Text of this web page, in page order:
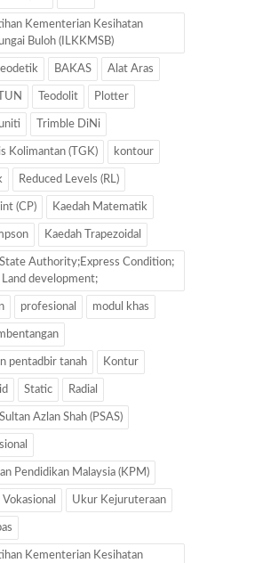
Kementerian Kesihatan
Buloh (ILKKMSB)
BAKAS Alat Aras
Teodolit Plotter
Trimble DiNi
Kolimantan (TGK) kontour
Reduced Levels (RL)
(CP) Kaedah Matematik
Kaedah Trapezoidal
Authority;Express Condition;
development;
profesional modul khas
pentadbir tanah Kontur
Static Radial
Azlan Shah (PSAS)
Pendidikan Malaysia (KPM)
Ukur Kejuruteraan
Kementerian Kesihatan